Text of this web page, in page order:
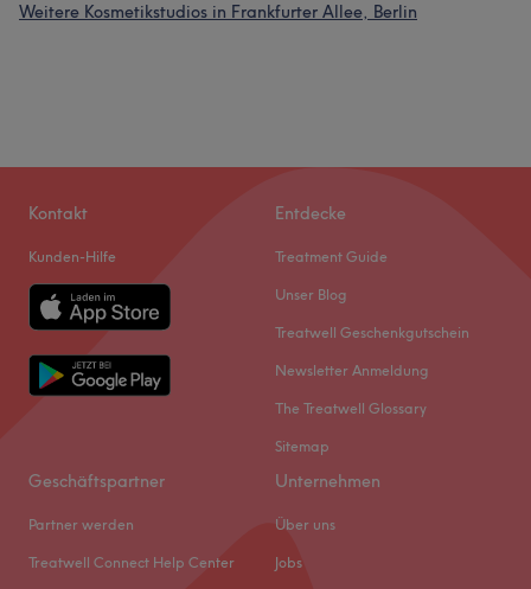
Weitere Kosmetikstudios in Frankfurter Allee, Berlin
Kontakt
Kunden-Hilfe
Entdecke
Treatment Guide
Unser Blog
Treatwell Geschenkgutschein
Newsletter Anmeldung
The Treatwell Glossary
Sitemap
Geschäftspartner
Partner werden
Treatwell Connect Help Center
Unternehmen
Über uns
Jobs